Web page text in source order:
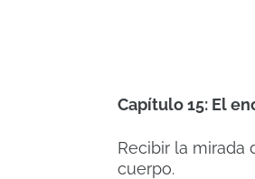
Capítulo 15: El
Recibir la mirada
cuerpo.